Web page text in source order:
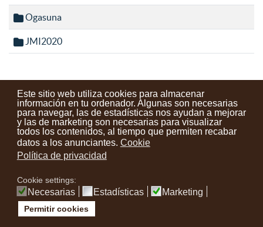
Este sitio web utiliza cookies para almacenar
información en tu ordenador. Algunas son necesarias
para navegar, las de estadísticas nos ayudan a mejorar
y las de marketing son necesarias para visualizar
todos los contenidos, al tiempo que permiten recabar
datos a los anunciantes. Cookie
Política de privacidad
Cookie settings:
Necesarias Estadísticas Marketing
Permitir cookies
Ogasuna
JMI2020
Contactos Condiciones de uso Aviso legal
Noticias
Tu opinión cuenta